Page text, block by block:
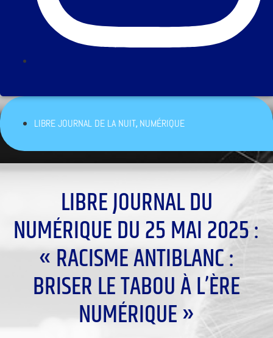
LIBRE JOURNAL DE LA NUIT,NUMÉRIQUE
LIBRE JOURNAL DU
NUMÉRIQUE DU 25 MAI 2025 :
« RACISME ANTIBLANC :
BRISER LE TABOU À L’ÈRE
NUMÉRIQUE »